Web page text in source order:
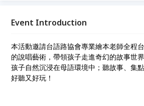
Event Introduction
本活動邀請台語路協會專業繪本老師全程
的說唱藝術，帶領孩子走進奇幻的故事世
孩子自然沉浸在母語環境中；聽故事、集
好聽又好玩！